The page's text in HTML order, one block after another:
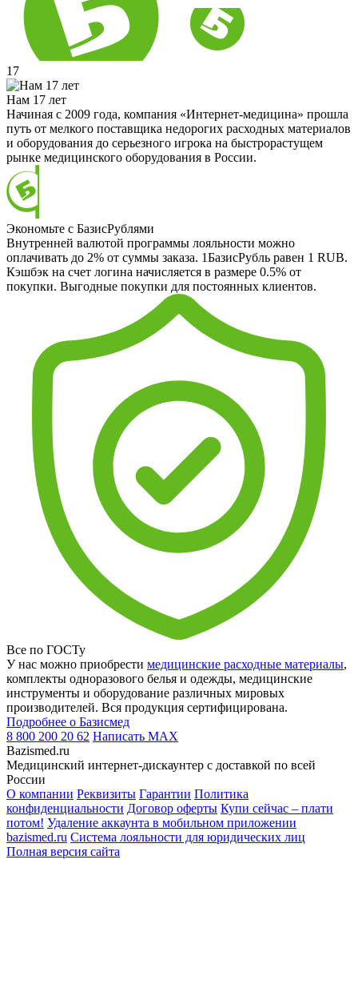
17
Нам 17 лет
Начиная с 2009 года, компания «Интернет-медицина» прошла
путь от мелкого поставщика недорогих расходных материалов
и оборудования до серьезного игрока на быстрорастущем
рынке медицинского оборудования в России.
Экономьте с БазисРублями
Внутренней валютой программы лояльности можно
оплачивать до 2% от суммы заказа. 1БазисРубль равен 1 RUB.
Кэшбэк на счет логина начисляется в размере 0.5% от
покупки. Выгодные покупки для постоянных клиентов.
Все по ГОСТу
У нас можно приобрести медицинские расходные материалы,
комплекты одноразового белья и одежды, медицинские
инструменты и оборудование различных мировых
производителей. Вся продукция сертифицирована.
Подробнее о Базисмед
8 800 200 20 62 Написать MAX
Bazismed.ru
Медицинский интернет-дискаунтер с доставкой по всей
России
О компании Реквизиты Гарантии Политика
конфиденциальности Договор оферты Купи сейчас – плати
потом! Удаление аккаунта в мобильном приложении
bazismed.ru Система лояльности для юридических лиц
Полная версия сайта